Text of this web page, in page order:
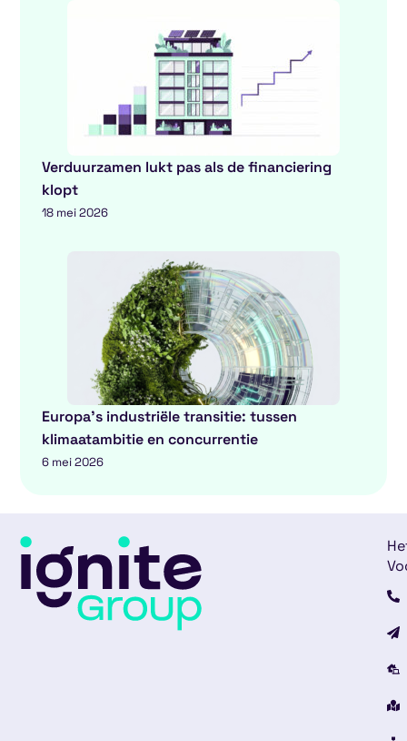
Verduurzamen lukt pas als de financiering
klopt
18 mei 2026
Europa’s industriële transitie: tussen
klimaatambitie en concurrentie
6 mei 2026